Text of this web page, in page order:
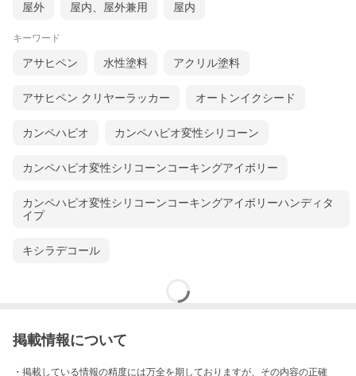
る場合があります。
※ 塗装する素材の色により仕上がり色が変わります。
(1)油分やほこり・汚れ・カビなどを取り除きます。表面を木目に沿って＃180〜＃240の
(2)塗料の成分が沈殿していますので、フタを指で押さえて容器ごと振って塗料をよく混
ぜます。次にフタを開け紙コップなどの別の容器に適量を移します。
(3)ハケなどを使い木目に沿って30〜40ｃｍ塗り、ハケ幅の1/3程度を重ねながら塗装しま
す。
屋外 屋内、屋外兼用 屋内
キーワード
アサヒペン 水性塗料 アクリル塗料
アサヒペン クリヤーラッカー オートンイクシード
カンペハピオ カンペハピオ変性シリコーン
カンペハピオ変性シリコーンコーキングアイボリー
カンペハピオ変性シリコーンコーキングアイボリーハンディタ
イプ
キシラデコール
掲載情報について
・掲載している情報の精度には万全を期しておりますが、その内容の正確